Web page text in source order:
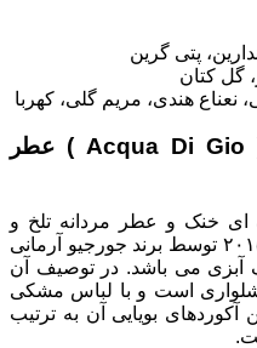
پتی گرین
گل کتان
هندی، مریم گلی، کهربا
عطر اسپرت آکوا دی جیو ( Acqua Di Gio ) عطر
خنک و عطر مردانه تلخ و
مرموز دارد. این عطر که در سال ۲۰۱۵ توسط برند جورجیو آرمانی
آبزی می باشد. در توصیف آن
است و با لباس مشکی
بویایی آن به ترتیب